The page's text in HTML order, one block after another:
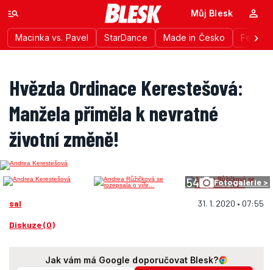
Macinka vs. Pavel StarDance Made in Česko
Můj Blesk
Hvězda Ordinace Kerestešová:
Manžela přiměla k nevratné
životní změně!
54 Fotogalerie >
sal 31. 1. 2020 • 07:55
Diskuze (0)
Jak vám má Google doporučovat Blesk?